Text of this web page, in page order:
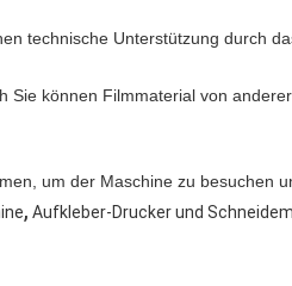
technische Unterstützung durch
können Filmmaterial von
um der Maschine zu besuchen
, Aufkleber-Drucker und